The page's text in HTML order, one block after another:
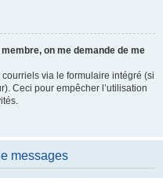
membre, on me demande de me
via le formulaire intégré (si
Ceci pour empêcher l’utilisation
messages